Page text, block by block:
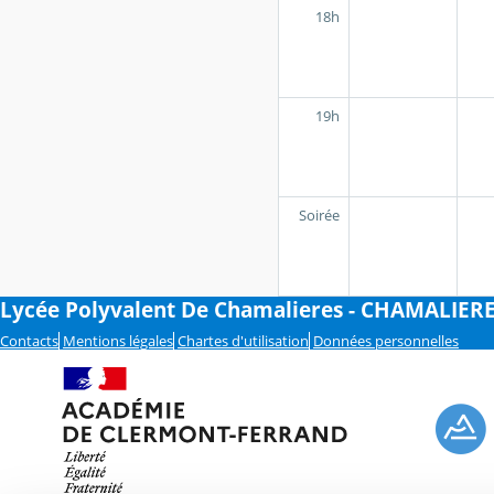
18h
19h
Soirée
Lycée Polyvalent De Chamalieres -
Contacts Mentions légales Chartes d'utilisation Données personnelles